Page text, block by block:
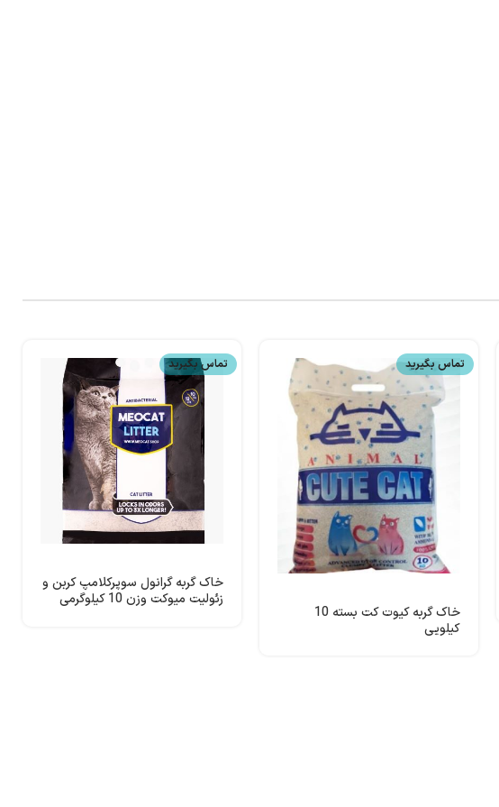
تماس بگیرید
خاک گربه کیوت کت بسته 10
کیلویی
تماس بگیرید
خاک گربه گرانول سوپرکلامپ کربن و
زئولیت میوکت وزن 10 کیلوگرمی